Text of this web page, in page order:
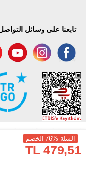
السلة %76 الخصم
479,51 TL
تابعنا على وسائل
جميع حقوق Modaselvim محفوظة ©2026